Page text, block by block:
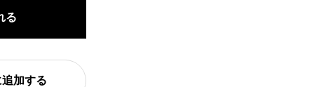
る
加する